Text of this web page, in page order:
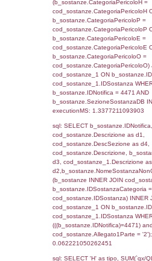
sql: SELECT
rofi.DescAltro